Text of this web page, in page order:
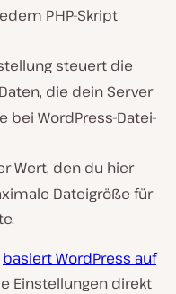
PHP-Skript
steuert die
die dein Server
bei WordPress-Datei-
Wert, den du hier
Dateigröße für
basiert WordPress auf
Einstellungen direkt